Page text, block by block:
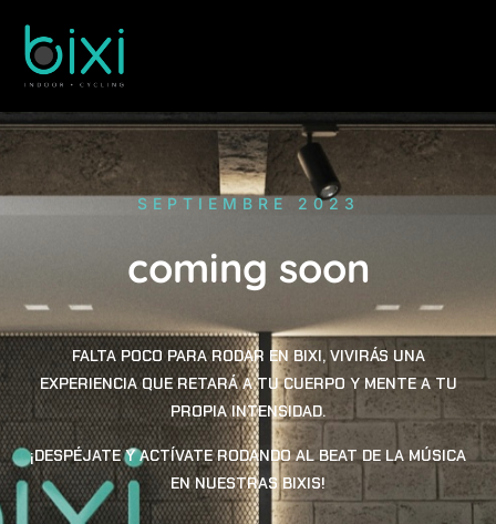
SEPTIEMBRE 2023
coming soon
FALTA POCO PARA RODAR EN BIXI, VIVIRÁS UNA
EXPERIENCIA QUE RETARÁ A TU CUERPO Y MENTE A TU
PROPIA INTENSIDAD.
¡DESPÉJATE Y ACTÍVATE RODANDO AL BEAT DE LA MÚSICA
EN NUESTRAS BIXIS!